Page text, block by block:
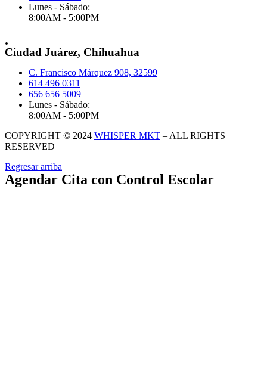
Lunes - Sábado:
8:00AM - 5:00PM
.
Ciudad Juárez, Chihuahua
C. Francisco Márquez 908, 32599
614 496 0311
656 656 5009
Lunes - Sábado:
8:00AM - 5:00PM
COPYRIGHT © 2024 WHISPER MKT – ALL RIGHTS
RESERVED
Regresar arriba
Agendar Cita con Control Escolar